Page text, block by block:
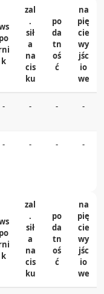
po
k
zal
.
sił
a
na
cis
ku
po
da
tn
oś
ć
na
pię
cie
wy
jśc
io
we
- - - -
- - - -
po
k
zal
.
sił
a
na
cis
ku
po
da
tn
oś
ć
na
pię
cie
wy
jśc
io
we